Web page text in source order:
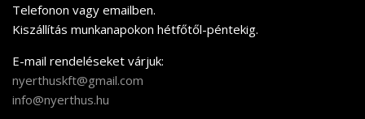
Telefonon vagy emailben.
Kiszállítás munkanapokon hétfőtől-péntekig.
E-mail rendeléseket várjuk:
nyerthuskft@gmail.com
info@nyerthus.hu